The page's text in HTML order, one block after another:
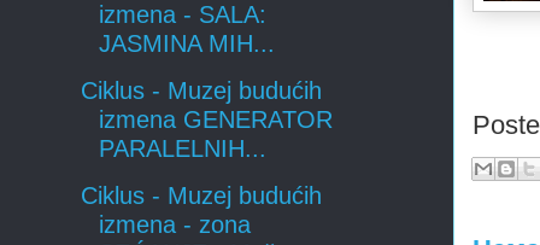
izmena - SALA:
JASMINA MIH...
Ciklus - Muzej budućih
izmena GENERATOR
PARALELNIH...
Ciklus - Muzej budućih
izmena - zona